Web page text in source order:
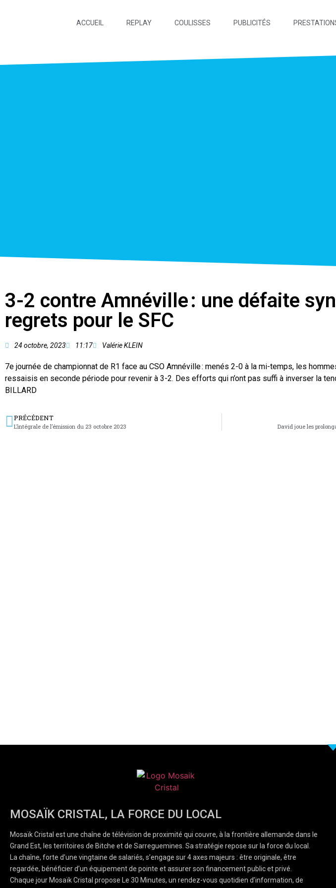
ACCUEIL REPLAY COULISSES PUBLICITÉS
3-2 contre Amnéville : une défaite
regrets pour le SFC
24 octobre, 2023 11:17 Valérie KLEIN
7e journée de championnat de R1 face au CSO Amnéville : menés 2-0 à la mi-temps, les
ressaisis en seconde période pour revenir à 3-2. Des efforts qui n’ont pas suffi à inverser la
BILLARD
PRÉCÉDENT
L’intégrale de l’émission du 23 octobre 2023 David joue les
MOSAÏK CRISTAL, LA FORCE DU LOCAL
Mosaïk Cristal est une chaîne de télévision de proximité qui couvre, à la frontière allemande dans le
Grand Est, les territoires de Bitche et de Sarreguemines. Sa stratégie repose sur la force du local.
La chaîne, forte d’une vingtaine de salariés, s’engage sur 4 axes majeurs : être originale, être
regardée, bénéficier d’un équipement de pointe et assurer son financement public et privé.
Chaque jour Mosaïk Cristal propose Le 30 Minutes, un rendez-vous quotidien d’information, de